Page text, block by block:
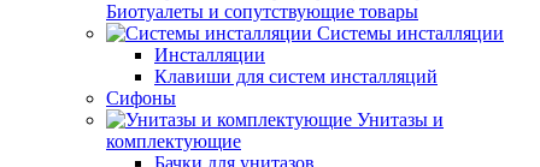
Биотуалеты и сопутствующие товары
Системы инсталляции
Инсталляции
Клавиши для систем инсталляций
Сифоны
Унитазы и
комплектующие
Бачки для унитазов